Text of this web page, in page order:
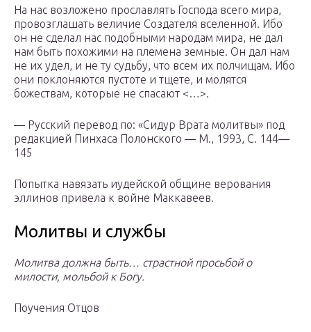
На нас возложено прославлять Господа всего мира,
провозглашать величие Создателя вселенной. Ибо
он не сделал нас подобными народам мира, не дал
нам быть похожими на племена земные. Он дал нам
не их удел, и не ту судьбу, что всем их полчищам. Ибо
они поклоняются пустоте и тщете, и молятся
божествам, которые не спасают <…>.
— Русский перевод по: «Сидур Врата молитвы» под
редакцией Пинхаса Полонского — М., 1993, С. 144—
145
Попытка навязать иудейской общине верования
эллинов привела к войне Маккавеев.
Молитвы и службы
Молитва должна быть… страстной просьбой о
милости, мольбой к Богу.
Поучения Отцов